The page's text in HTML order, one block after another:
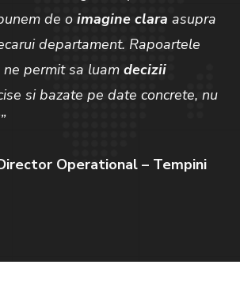
de oimagine clara asupra
departament. Rapoartele
ne permit sa luamdecizii
si bazate pe date concrete, nu
Operational – Tempini